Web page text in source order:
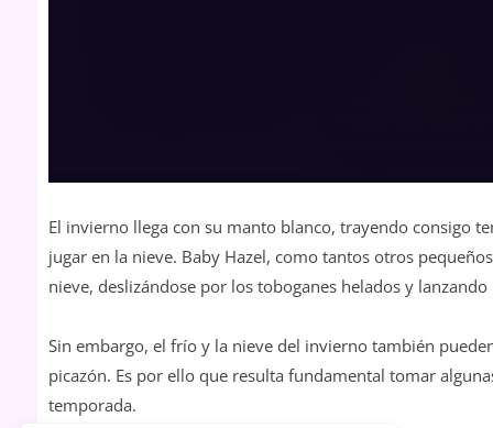
El invierno llega con su manto blanco, trayendo consigo
jugar en la nieve. Baby Hazel, como tantos otros
nieve, deslizándose por los toboganes helados y
Sin embargo, el frío y la nieve del invierno también
picazón. Es por ello que resulta fundamental tomar
temporada.